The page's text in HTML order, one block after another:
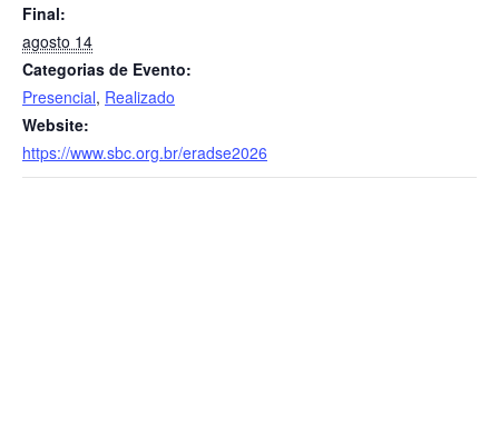
Final:
agosto 14
Categorias de Evento:
Presencial, Realizado
Website:
https://www.sbc.org.br/eradse2026